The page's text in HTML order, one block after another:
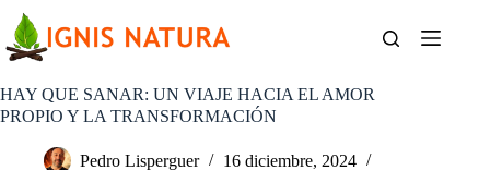
contenido
HAY QUE SANAR: UN VIAJE HACIA EL AMOR
PROPIO Y LA TRANSFORMACIÓN
Pedro Lisperguer
16 diciembre, 2024